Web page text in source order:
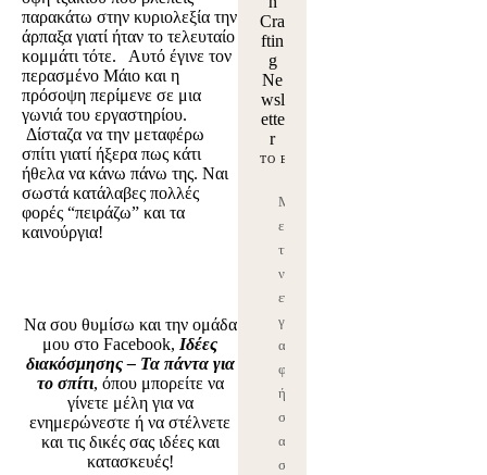
παρακάτω στην κυριολεξία την
άρπαξα γιατί ήταν το τελευταίο
κομμάτι τότε. Αυτό έγινε τον
περασμένο Μάιο και η
πρόσοψη περίμενε σε μια
γωνιά του εργαστηρίου.
Δίσταζα να την μεταφέρω
σπίτι γιατί ήξερα πως κάτι
ήθελα να κάνω πάνω της. Ναι
σωστά κατάλαβες πολλές
φορές “πειράζω” και τα
καινούργια!
Να σου θυμίσω και την ομάδα
μου στο Facebook, Ιδέες
διακόσμησης – Τα πάντα για
το σπίτι, όπου μπορείτε να
γίνετε μέλη για να
ενημερώνεστε ή να στέλνετε
και τις δικές σας ιδέες και
κατασκευές!
Cra
ftin
g
Ne
wsl
ette
r
Μ
ε
τη
ν
εγ
γρ
α
φ
ή
σ
ας
σ